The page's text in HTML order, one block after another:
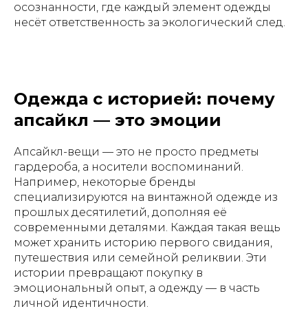
осознанности, где каждый элемент одежды
несёт ответственность за экологический след.
Одежда с историей: почему
апсайкл — это эмоции
Апсайкл-вещи — это не просто предметы
гардероба, а носители воспоминаний.
Например, некоторые бренды
специализируются на винтажной одежде из
прошлых десятилетий, дополняя её
современными деталями. Каждая такая вещь
может хранить историю первого свидания,
путешествия или семейной реликвии. Эти
истории превращают покупку в
эмоциональный опыт, а одежду — в часть
личной идентичности.